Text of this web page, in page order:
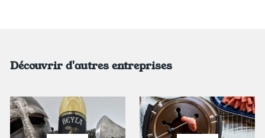
Découvrir d'autres entreprises